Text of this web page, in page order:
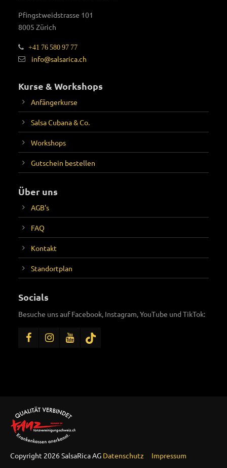
Pfingstweidstrasse 101
8005 Zürich
+41 76 580 97 77
info@salsarica.ch
Kurse & Workshops
Anfängerkurse
Salsa Cubana & Co.
Workshops
Gutschein bestellen
Über uns
AGB's
FAQ
Kontakt
Standortplan
Socials
Besuche uns auf Facebook, Instagram, YouTube und TikTok:
Copyright 2026 SalsaRica AG Datenschutz Impressum